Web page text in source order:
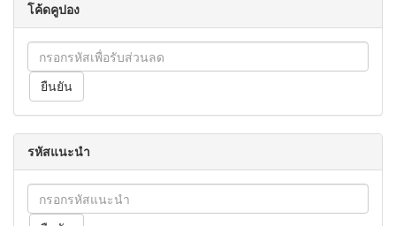
โค้ดคูปอง
รหัสแนะนำ